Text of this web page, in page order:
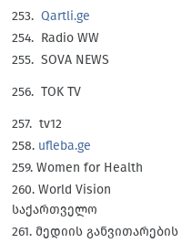
253. Qartli.ge
254. Radio WW
255. SOVA NEWS
256. TOK TV
257. tv12
258. ufleba.ge
259. Women for Health
260. World Vision
საქართველო
261. მედიის განვითარების